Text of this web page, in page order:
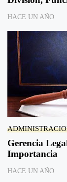
HACE UN AÑO
Gerencia
Importancia
HACE UN AÑO